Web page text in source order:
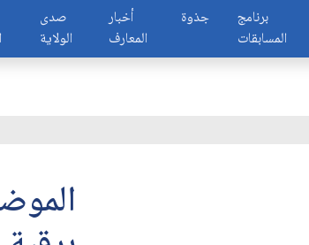
صدى
الولاية
أخبار
المعارف
جذوة
برنامج
المسابقات